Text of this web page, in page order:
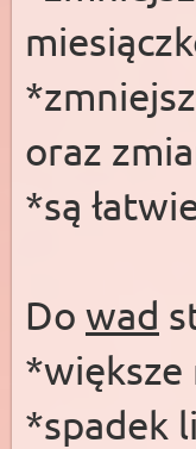
oraz
*są
Do wad
*większe
*spadek